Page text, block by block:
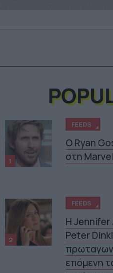
1
FEEDS
Ο Ryan
στη
2
FEEDS
Η Jennifer
Peter
επόμενη